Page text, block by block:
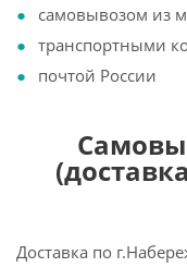
самовывозом из
транспортными
почтой России
Доставка по